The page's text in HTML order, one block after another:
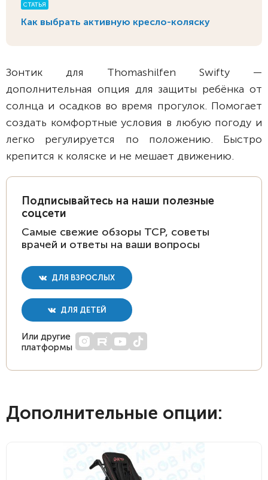
СТАТЬЯ
Как выбрать активную кресло-коляску
Зонтик для Thomashilfen Swifty —
дополнительная опция для защиты ребёнка от
солнца и осадков во время прогулок. Помогает
создать комфортные условия в любую погоду и
легко регулируется по положению. Быстро
крепится к коляске и не мешает движению.
Подписывайтесь на наши полезные
соцсети
Самые свежие обзоры ТСР, советы
врачей и ответы на ваши вопросы
ДЛЯ ВЗРОСЛЫХ
ДЛЯ ДЕТЕЙ
Или другие
платформы
Дополнительные опции: